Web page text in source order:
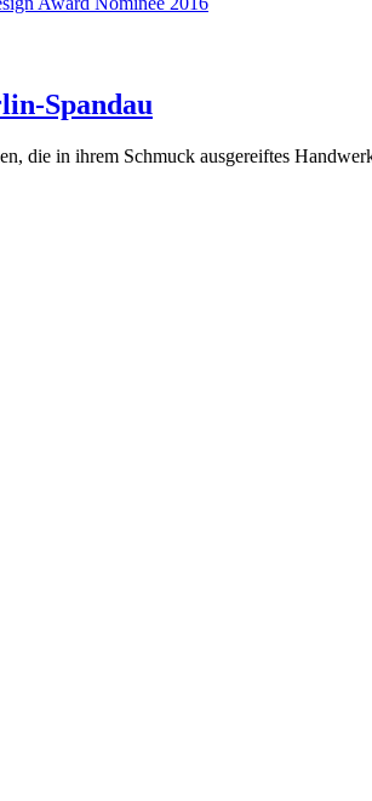
Spandau
die in ihrem Schmuck ausgereiftes